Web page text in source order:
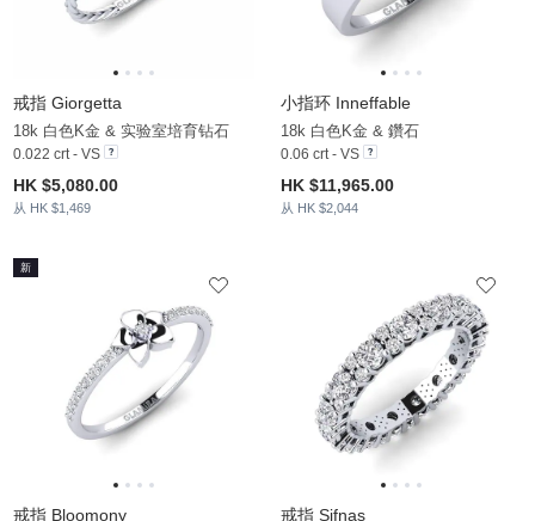
戒指 Giorgetta
18k 白色K金 & 实验室培育钻石
0.022 crt - VS
HK $5,080.00
从 HK $1,469
小指环 Inneffable
18k 白色K金 & 鑽石
0.06 crt - VS
HK $11,965.00
从 HK $2,044
戒指 Bloomony
新
戒指 Sifnas